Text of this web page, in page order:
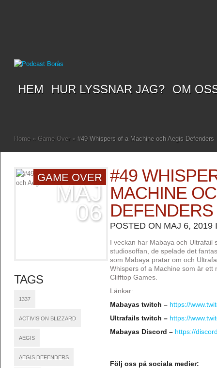
HEM HUR LYSSNAR JAG? OM
Home » Game Over » #49 Whispers of a Machine och Aegis Defenders
GAME OVER
MAJ
06
TAGS
1337
ACTIVISION BLIZZARD
AEGIS
AEGIS DEFENDERS
#49
MACHINE
DEFENDERS
POSTED ON MAJ 6, 2019
I veckan har Mabaya och Ultrafail
studiosoffan, de spelade det
som Mabaya pratar om och
Whispers of a Machine som är ett
Clifftop Games.
Länkar:
Mabayas twitch – https://
Ultrafails twitch – https://
Mabayas Discord – https://
Följ oss på sociala medier: